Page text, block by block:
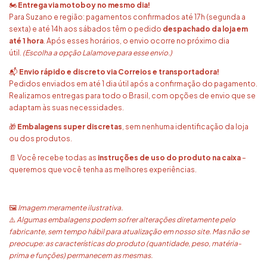
🏍️ Entrega via motoboy no mesmo dia!
Para Suzano e região: pagamentos confirmados até 17h (segunda a
sexta) e até 14h aos sábados têm o pedido despachado da loja em
até 1 hora. Após esses horários, o envio ocorre no próximo dia
útil. (Escolha a opção Lalamove para esse envio.)
📬 Envio rápido e discreto via Correios e transportadora!
Pedidos enviados em até 1 dia útil após a confirmação do pagamento.
Realizamos entregas para todo o Brasil, com opções de envio que se
adaptam às suas necessidades.
🎁 Embalagens super discretas, sem nenhuma identificação da loja
ou dos produtos.
📄 Você recebe todas as instruções de uso do produto na caixa –
queremos que você tenha as melhores experiências.
🖼️ Imagem meramente ilustrativa.
⚠️Algumas embalagens podem sofrer alterações diretamente pelo
fabricante, sem tempo hábil para atualização em nosso site. Mas não se
preocupe: as características do produto (quantidade, peso, matéria-
prima e funções) permanecem as mesmas.